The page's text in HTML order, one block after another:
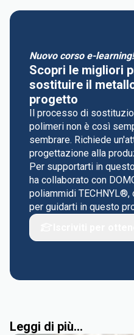
Nuovo corso e-learning!
Scopri le migliori
sostituire il
progetto
Il processo di
polimeri non è così
sembrare. Richiede
progettazione alla
Per supportarti in
ha collaborato con
poliammidi
per guidarti in questo
Leggi di più...